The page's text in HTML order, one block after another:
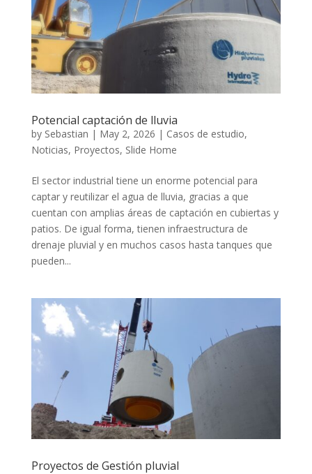
Potencial captación de lluvia
by Sebastian | May 2, 2026 | Casos de estudio,
Noticias, Proyectos, Slide Home
El sector industrial tiene un enorme potencial para
captar y reutilizar el agua de lluvia, gracias a que
cuentan con amplias áreas de captación en cubiertas y
patios. De igual forma, tienen infraestructura de
drenaje pluvial y en muchos casos hasta tanques que
pueden...
Proyectos de Gestión pluvial